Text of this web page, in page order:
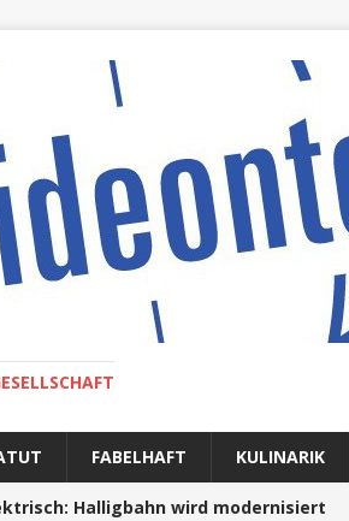
FABELHAFT KULINARIK
Halligbahn wird modernisiert